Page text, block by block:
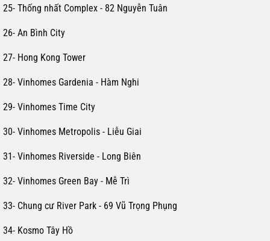
25- Thống nhất Complex - 82 Nguyễn Tuân
26- An Bình City
27- Hong Kong Tower
28- Vinhomes Gardenia - Hàm Nghi
29- Vinhomes Time City
30- Vinhomes Metropolis - Liễu Giai
31- Vinhomes Riverside - Long Biên
32- Vinhomes Green Bay - Mễ Trì
33- Chung cư River Park - 69 Vũ Trọng Phụng
34- Kosmo Tây Hồ